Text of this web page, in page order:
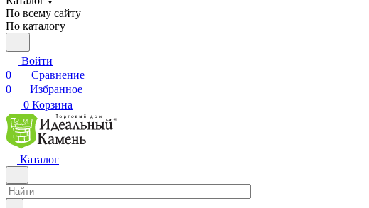
По всему сайту
По каталогу
Войти
0
Сравнение
0
Избранное
0 Корзина
Каталог